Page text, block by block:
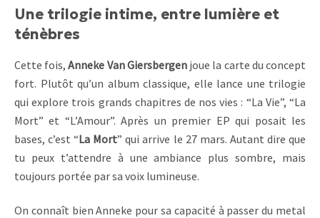
Une trilogie intime, entre lumière et
ténèbres
Cette fois,Anneke Van Giersbergenjoue la carte du concept
fort. Plutôt qu’un album classique, elle lance une trilogie
qui explore trois grands chapitres de nos vies : “La Vie”, “La
Mort” et “L’Amour”. Après un premier EP qui posait les
bases, c’est “La Mort” qui arrive le 27 mars. Autant dire que
tu peux t’attendre à une ambiance plus sombre, mais
toujours portée par sa voix lumineuse.
On connaît bien Anneke pour sa capacité à passer du metal